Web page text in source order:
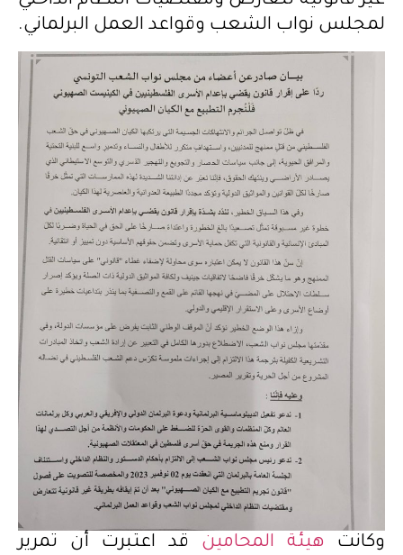
لمجلس نواب الشعب وقواعد العمل البرلماني.
وكانت هيئة المحامين قد اعتبرت أن تمرير